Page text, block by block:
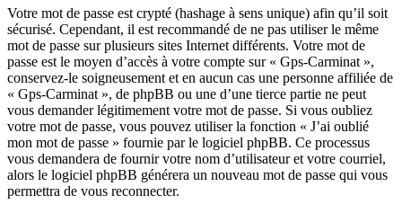
Votre mot de passe est crypté (hashage à sens unique) afin qu’il soit
sécurisé. Cependant, il est recommandé de ne pas utiliser le même
mot de passe sur plusieurs sites Internet différents. Votre mot de
passe est le moyen d’accès à votre compte sur « Gps-Carminat »,
conservez-le soigneusement et en aucun cas une personne affiliée de
« Gps-Carminat », de phpBB ou une d’une tierce partie ne peut
vous demander légitimement votre mot de passe. Si vous oubliez
votre mot de passe, vous pouvez utiliser la fonction « J’ai oublié
mon mot de passe » fournie par le logiciel phpBB. Ce processus
vous demandera de fournir votre nom d’utilisateur et votre courriel,
alors le logiciel phpBB générera un nouveau mot de passe qui vous
permettra de vous reconnecter.